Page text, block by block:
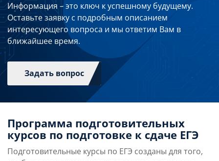
Информация – это ключ к успешному будущему.
Оставьте заявку с подробным описанием
интересующего вопроса и мы ответим Вам в
ближайшее время.
Задать вопрос
Программа подготовительных
курсов по подготовке к сдаче ЕГЭ
Подготовительные курсы по ЕГЭ созданы для того,